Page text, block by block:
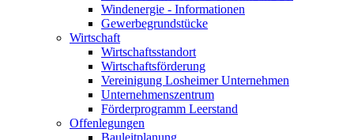
Windenergie - Informationen
Gewerbegrundstücke
Wirtschaft
Wirtschaftsstandort
Wirtschaftsförderung
Vereinigung Losheimer Unternehmen
Unternehmenszentrum
Förderprogramm Leerstand
Offenlegungen
Bauleitplanung